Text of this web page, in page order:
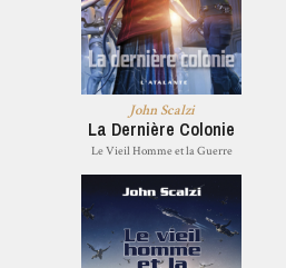
John Scalzi
La Dernière Colonie
Le Vieil Homme et la Guerre